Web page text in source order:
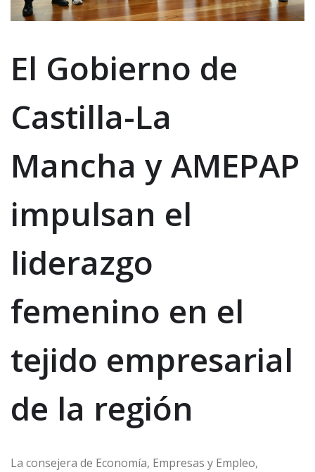
El Gobierno de
Castilla-La
Mancha y AMEPAP
impulsan el
liderazgo
femenino en el
tejido empresarial
de la región
La consejera de Economía, Empresas y Empleo,